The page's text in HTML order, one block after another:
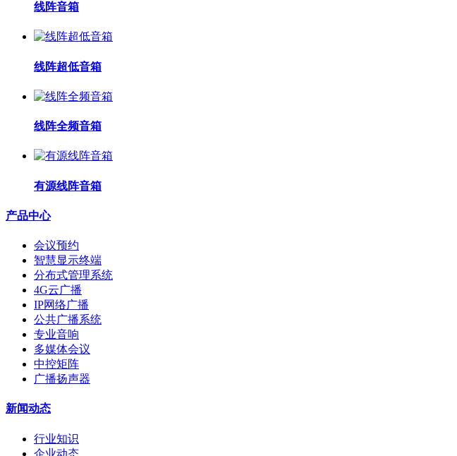
线阵音箱
线阵超低音箱
线阵全频音箱
有源线阵音箱
产品中心
会议预约
智慧显示终端
分布式管理系统
4G云广播
IP网络广播
公共广播系统
专业音响
多媒体会议
中控矩阵
广播扬声器
新闻动态
行业知识
企业动态